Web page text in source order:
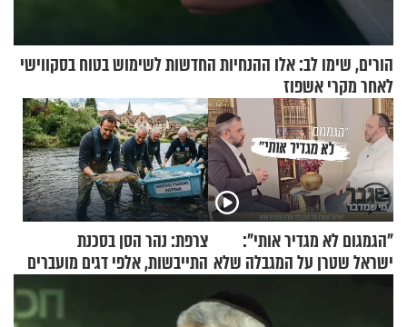
הורים, שימו לב: אלו ההנחיות החדשות לשימוש בטוח בסקווישי
לאחר מקרי אשפוז
"הגמגום לא מגדיר אותי":
ישראל שטרן על המגבלה שלא
צרפת: נהר הסן בסכנת
התייבשות, אלפי דגים מועברים